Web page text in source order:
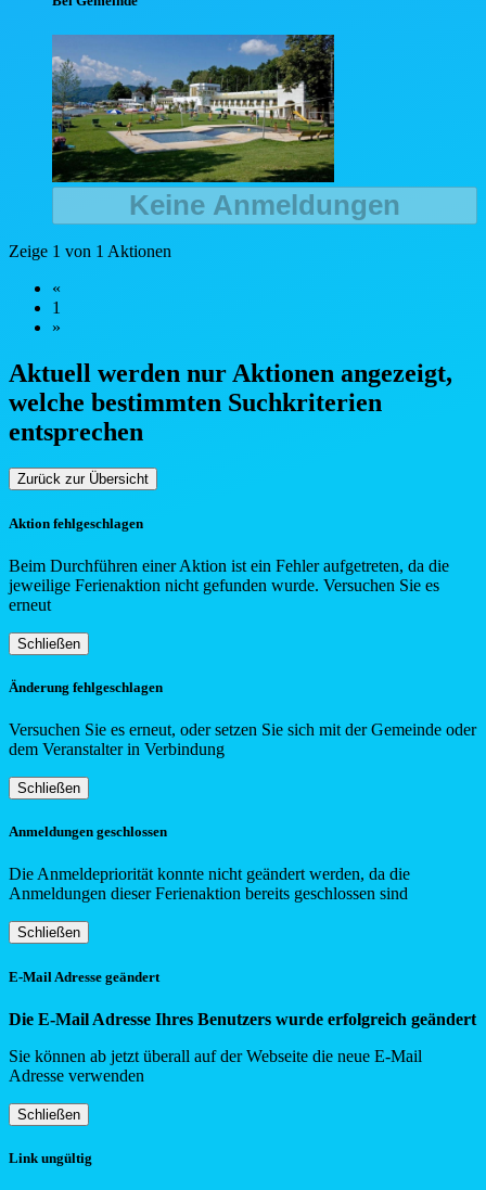
Keine Anmeldungen
Zeige 1 von 1 Aktionen
«
1
»
Aktuell werden nur Aktionen angezeigt,
welche bestimmten Suchkriterien
entsprechen
Zurück zur Übersicht
Aktion fehlgeschlagen
Beim Durchführen einer Aktion ist ein Fehler aufgetreten, da die
jeweilige Ferienaktion nicht gefunden wurde. Versuchen Sie es
erneut
Schließen
Änderung fehlgeschlagen
Versuchen Sie es erneut, oder setzen Sie sich mit der Gemeinde oder
dem Veranstalter in Verbindung
Schließen
Anmeldungen geschlossen
Die Anmeldepriorität konnte nicht geändert werden, da die
Anmeldungen dieser Ferienaktion bereits geschlossen sind
Schließen
E-Mail Adresse geändert
Die E-Mail Adresse Ihres Benutzers wurde erfolgreich geändert
Sie können ab jetzt überall auf der Webseite die neue E-Mail
Adresse verwenden
Schließen
Link ungültig